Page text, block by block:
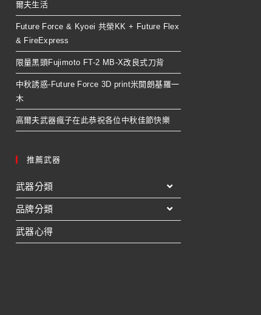
爾夫生活
Future Force & Kyoei 共榮KK + Future Flex
& FireExpress
限量黑頭Fujimoto FT-2 MB-X改良式刀背
中秋誘惑-Future Force 3D print米開朗基羅一
木
高爾夫武器瘋子在此恭祝各位中秋佳節快樂
推薦武器
武器分類
品牌分類
武器心得